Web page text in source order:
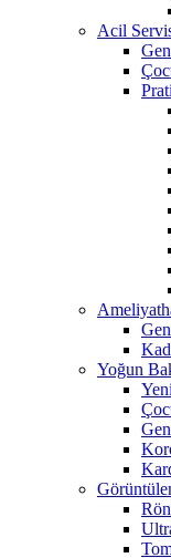
Acil
Yoğun